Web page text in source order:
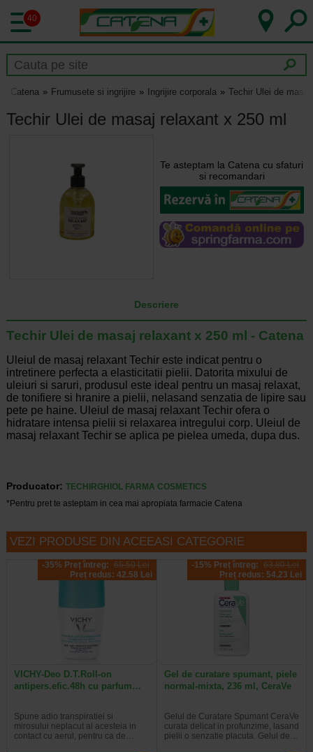
40
Catena Frumusete si ingrijire Ingrijire corporala Techir Ulei de
Techir Ulei de masaj relaxant x 250 ml
Te asteptam la Catena cu sfaturi
si recomandari
Descriere
Techir Ulei de masaj relaxant x 250 ml - Catena
Uleiul de masaj relaxant Techir este indicat pentru o
intretinere perfecta a elasticitatii pielii. Datorita mixului de
uleiuri si saruri, produsul este ideal pentru un masaj relaxat,
de tonifiere si hranire a pielii, nelasand senzatia de lipire sau
pete pe haine. Uleiul de masaj relaxant Techir ofera o
hidratare intensa pielii si relaxarea intregului corp. Uleiul de
masaj relaxant Techir se aplica pe pielea umeda, dupa dus.
Producator: TECHIRGHIOL FARMA COSMETICS
*Pentru pret te asteptam in cea mai apropiata farmacie Catena
VEZI PRODUSE DIN ACEEASI CATEGORIE
-35% Preț întreg: 65.50 Lei
Preț redus: 42.58 Lei
VICHY-Deo D.T.Roll-on
antipers.efic.48h cu parfum…
Spune adio transpiratiei si
mirosului neplacut al acesteia in
contact cu aerul, pentru ca de…
-15% Preț întreg: 63.80 Lei
Preț redus: 54.23 Lei
Gel de curatare spumant, piele
normal-mixta, 236 ml, CeraVe
Gelul de Curatare Spumant CeraVe
curata delicat in profunzime, lasand
pielii o senzatie placuta. Gelul de…